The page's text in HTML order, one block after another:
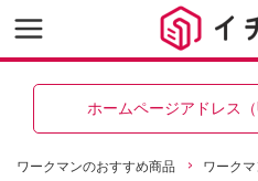
ホームページアドレス
ワークマンのおすすめ商品 ワーク